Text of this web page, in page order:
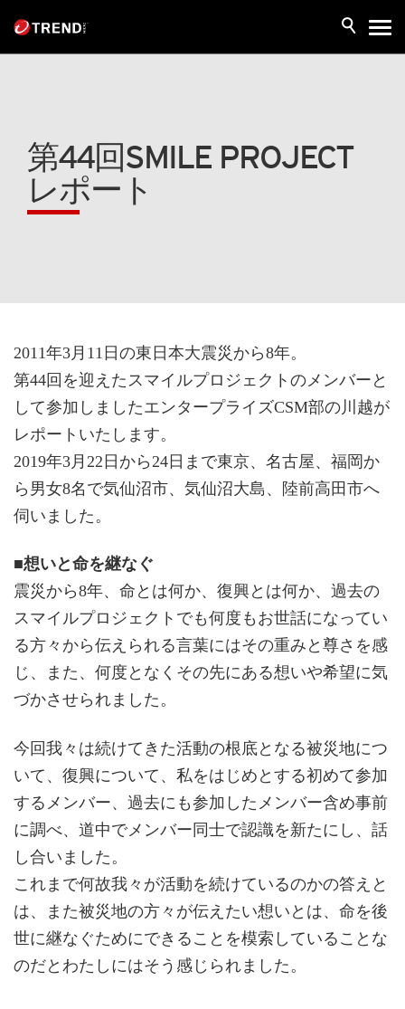
第44回SMILE PROJECT
レポート
2011年3月11日の東日本大震災から8年。
第44回を迎えたスマイルプロジェクトのメンバーと
して参加しましたエンタープライズCSM部の川越が
レポートいたします。
2019年3月22日から24日まで東京、名古屋、福岡か
ら男女8名で気仙沼市、気仙沼大島、陸前高田市へ
伺いました。
■想いと命を継なぐ
震災から8年、命とは何か、復興とは何か、過去の
スマイルプロジェクトでも何度もお世話になってい
る方々から伝えられる言葉にはその重みと尊さを感
じ、また、何度となくその先にある想いや希望に気
づかさせられました。
今回我々は続けてきた活動の根底となる被災地につ
いて、復興について、私をはじめとする初めて参加
するメンバー、過去にも参加したメンバー含め事前
に調べ、道中でメンバー同士で認識を新たにし、話
し合いました。
これまで何故我々が活動を続けているのかの答えと
は、また被災地の方々が伝えたい想いとは、命を後
世に継なぐためにできることを模索していることな
のだとわたしにはそう感じられました。